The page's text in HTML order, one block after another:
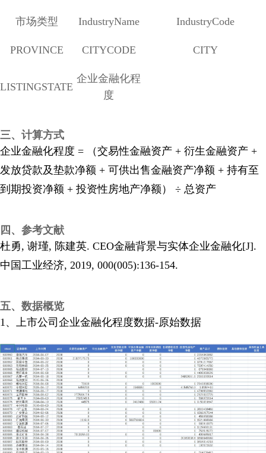
市场类型 IndustryName IndustryCode
PROVINCE CITYCODE CITY
LISTINGSTATE
企业金融化程
度
三、计算方式
企业金融化程度 = （交易性金融资产 + 衍生金融资产 +
发放贷款及垫款净额 + 可供出售金融资产净额 + 持有至
到期投资净额 + 投资性房地产净额） ÷ 总资产
四、参考文献
杜勇, 谢瑾, 陈建英. CEO金融背景与实体企业金融化[J].
中国工业经济, 2019, 000(005):136-154.
五、数据概览
1、上市公司企业金融化程度数据-原始数据